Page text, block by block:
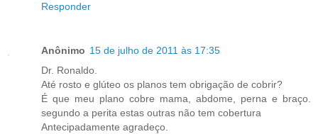
Responder
Anônimo 15 de julho de 2011 às 17:35
Dr. Ronaldo.
Até rosto e glúteo os planos tem obrigação de cobrir?
É que meu plano cobre mama, abdome, perna e braço.
segundo a perita estas outras não tem cobertura
Antecipadamente agradeço.